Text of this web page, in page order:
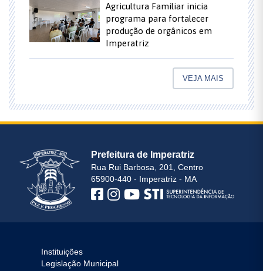
Agricultura Familiar inicia
programa para fortalecer
produção de orgânicos em
Imperatriz
VEJA MAIS
Prefeitura de Imperatriz
Rua Rui Barbosa, 201, Centro
65900-440 - Imperatriz - MA
Instituições
Legislação Municipal